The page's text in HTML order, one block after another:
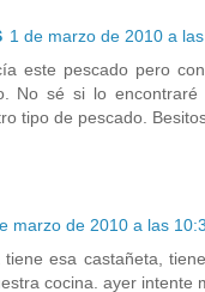
1 de marzo de 2010 a
este pescado pero
No sé si lo encontraré
tipo de pescado.
marzo de 2010 a las
tiene esa castañeta,
cocina. ayer intente